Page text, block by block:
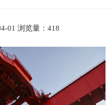
01 浏览量：418